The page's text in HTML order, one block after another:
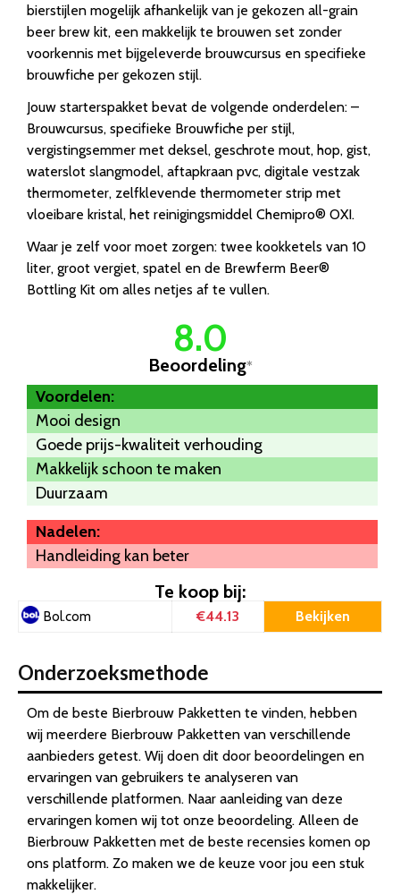
bierstijlen mogelijk afhankelijk van je gekozen all-grain
beer brew kit, een makkelijk te brouwen set zonder
voorkennis met bijgeleverde brouwcursus en specifieke
brouwfiche per gekozen stijl.
Jouw starterspakket bevat de volgende onderdelen: –
Brouwcursus, specifieke Brouwfiche per stijl,
vergistingsemmer met deksel, geschrote mout, hop, gist,
waterslot slangmodel, aftapkraan pvc, digitale vestzak
thermometer, zelfklevende thermometer strip met
vloeibare kristal, het reinigingsmiddel Chemipro® OXI.
Waar je zelf voor moet zorgen: twee kookketels van 10
liter, groot vergiet, spatel en de Brewferm Beer®
Bottling Kit om alles netjes af te vullen.
8.0
Beoordeling*
Voordelen:
Mooi design
Goede prijs-kwaliteit verhouding
Makkelijk schoon te maken
Duurzaam
Nadelen:
Handleiding kan beter
Te koop bij:
Bol.com €44.13 Bekijken
Onderzoeksmethode
Om de beste Bierbrouw Pakketten te vinden, hebben
wij meerdere Bierbrouw Pakketten van verschillende
aanbieders getest. Wij doen dit door beoordelingen en
ervaringen van gebruikers te analyseren van
verschillende platformen. Naar aanleiding van deze
ervaringen komen wij tot onze beoordeling. Alleen de
Bierbrouw Pakketten met de beste recensies komen op
ons platform. Zo maken we de keuze voor jou een stuk
makkelijker.